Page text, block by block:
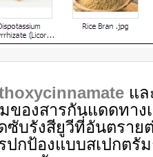
แ
ของสารกันแดดทาง
ซับรังสียูวีที่อันตราย
ปกป้องแบบสเปกตรั